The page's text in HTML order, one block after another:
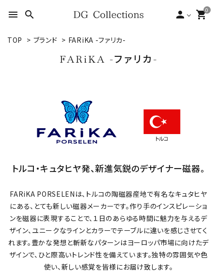
menu search person 0
shopping_cart
person
シーンから探す
テイストから探す
ブランドから探す
価格から探す
ご利用ガイド
TOP > ブランド > FARiKA -ファリカ-
FARiKA -ファリカ-
トルコ・キュタヒヤ発、新進気鋭のデザイナー磁器。
FARiKA PORSELENは、トルコの陶磁器産地で有名なキュタヒヤ
にある、とても新しい磁器メーカーです。作り手のインスピレーショ
ンを磁器に表現することで、１日のあらゆる時間に魅力を与えるデ
ザイン、ユニークなラインとカラーでテーブルに違いを感じさせてく
れます。豊かな発想と斬新なパターンはヨーロッパ市場に向けたデ
ザインで、ひと際高いトレンド性を備えています。独特の雰囲気や色
使い、新しい感覚を皆様にお届け致します。